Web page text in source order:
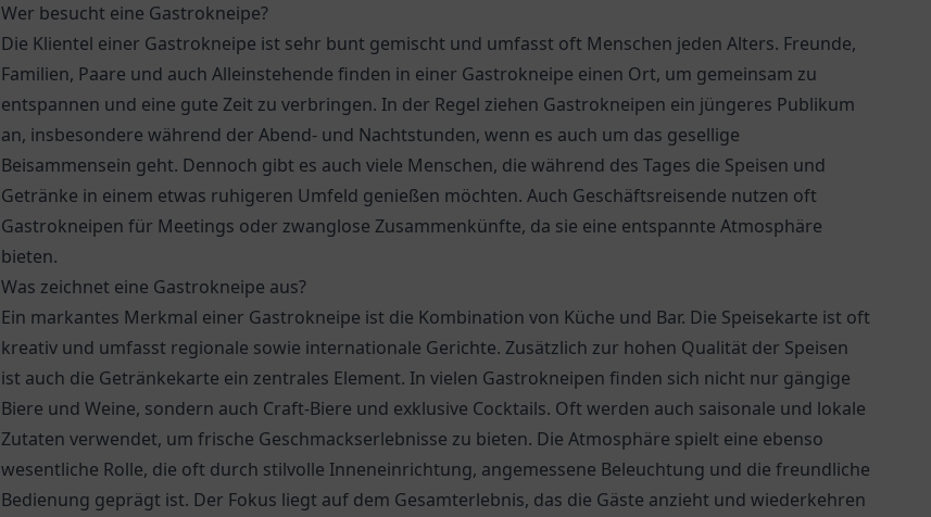
Wer besucht eine Gastrokneipe?
Die Klientel einer Gastrokneipe ist sehr bunt gemischt und umfasst oft Menschen jeden Alters. Freunde,
Familien, Paare und auch Alleinstehende finden in einer Gastrokneipe einen Ort, um gemeinsam zu
entspannen und eine gute Zeit zu verbringen. In der Regel ziehen Gastrokneipen ein jüngeres Publikum
an, insbesondere während der Abend- und Nachtstunden, wenn es auch um das gesellige
Beisammensein geht. Dennoch gibt es auch viele Menschen, die während des Tages die Speisen und
Getränke in einem etwas ruhigeren Umfeld genießen möchten. Auch Geschäftsreisende nutzen oft
Gastrokneipen für Meetings oder zwanglose Zusammenkünfte, da sie eine entspannte Atmosphäre
bieten.
Was zeichnet eine Gastrokneipe aus?
Ein markantes Merkmal einer Gastrokneipe ist die Kombination von Küche und Bar. Die Speisekarte ist oft
kreativ und umfasst regionale sowie internationale Gerichte. Zusätzlich zur hohen Qualität der Speisen
ist auch die Getränkekarte ein zentrales Element. In vielen Gastrokneipen finden sich nicht nur gängige
Biere und Weine, sondern auch Craft-Biere und exklusive Cocktails. Oft werden auch saisonale und lokale
Zutaten verwendet, um frische Geschmackserlebnisse zu bieten. Die Atmosphäre spielt eine ebenso
wesentliche Rolle, die oft durch stilvolle Inneneinrichtung, angemessene Beleuchtung und die freundliche
Bedienung geprägt ist. Der Fokus liegt auf dem Gesamterlebnis, das die Gäste anzieht und wiederkehren